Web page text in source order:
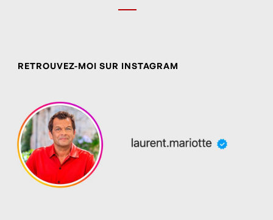
RETROUVEZ-MOI SUR INSTAGRAM